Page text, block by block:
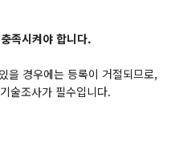
족시켜야 합니다.
을 경우에는 등록이 거절되므로,
술조사가 필수입니다.